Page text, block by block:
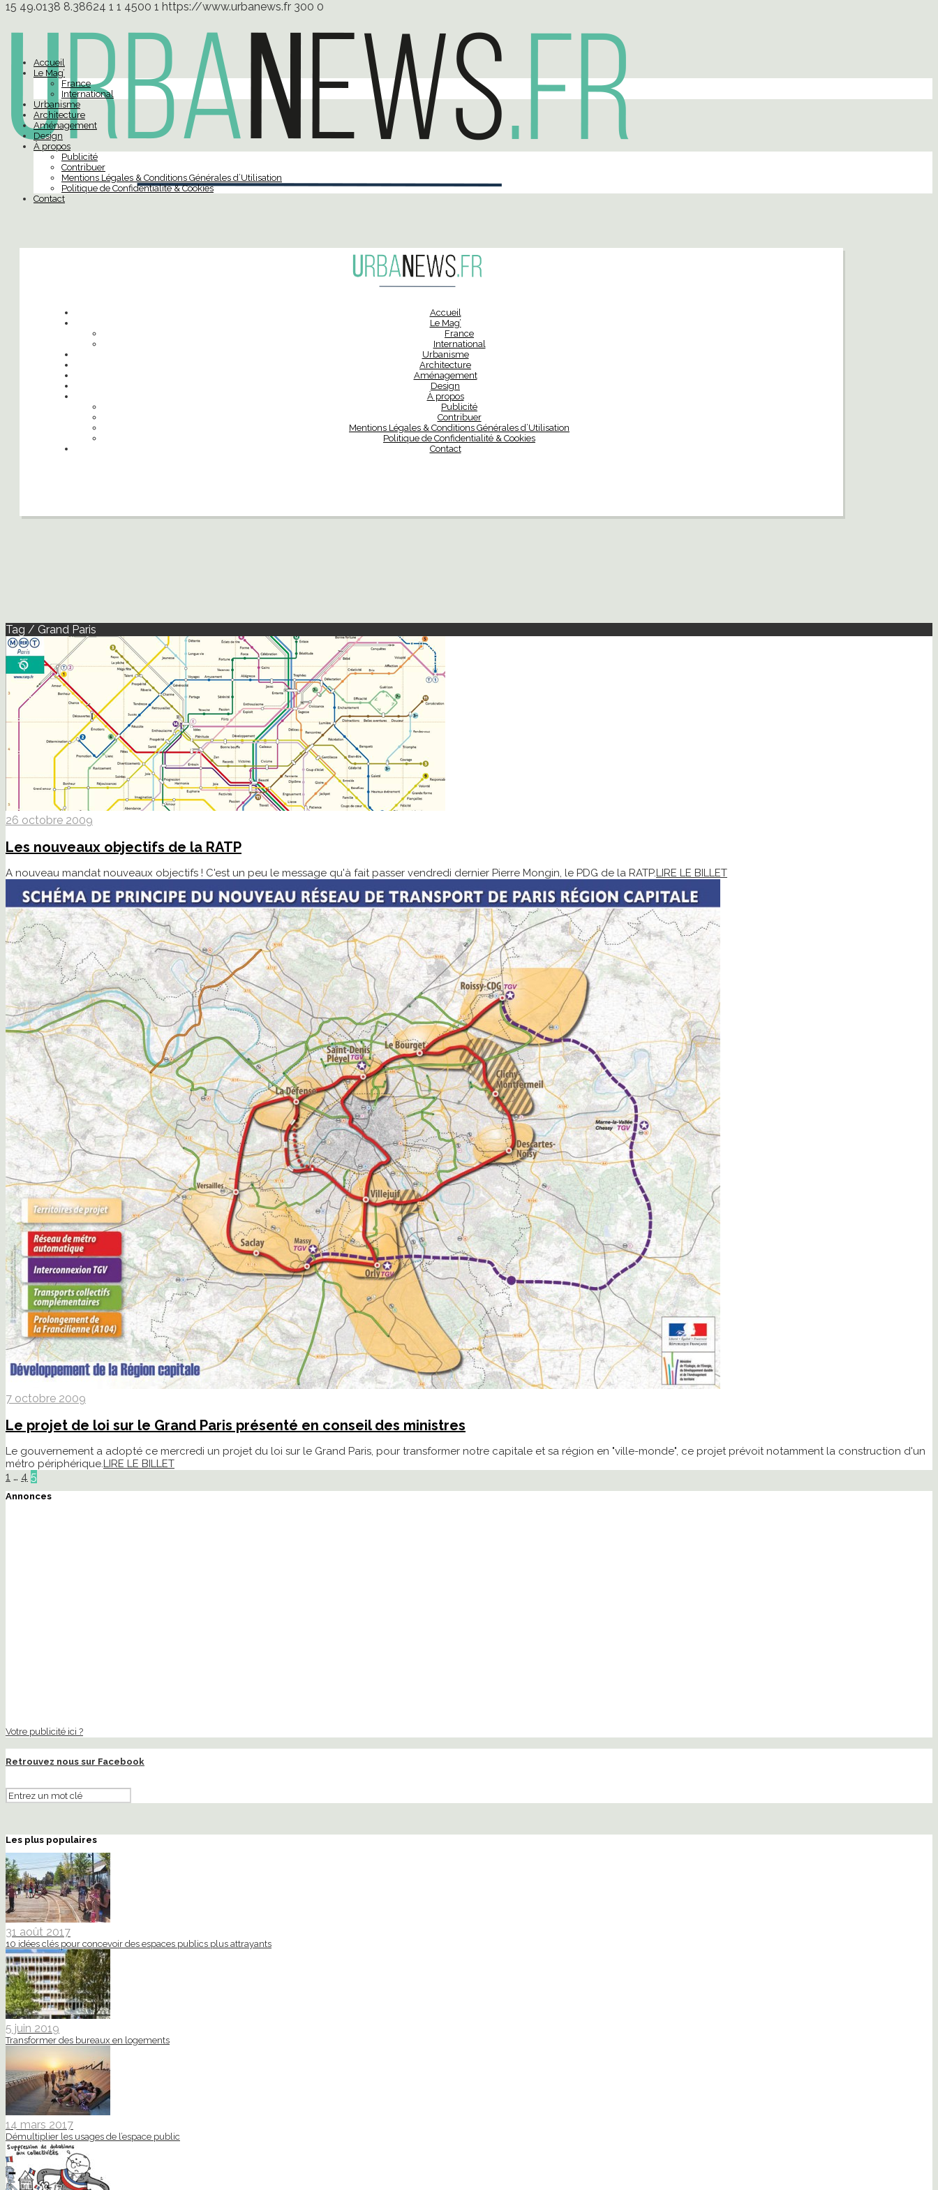
15 49.0138 8.38624 1 1 4500 1 https://www.urbanews.fr 300 0
Accueil
Le Mag’
France
International
Urbanisme
Architecture
Aménagement
Design
À propos
Publicité
Contribuer
Mentions Légales & Conditions Générales d’Utilisation
Politique de Confidentialité & Cookies
Contact
Accueil
Le Mag’
France
International
Urbanisme
Architecture
Aménagement
Design
À propos
Publicité
Contribuer
Mentions Légales & Conditions Générales d’Utilisation
Politique de Confidentialité & Cookies
Contact
Tag / Grand Paris
26 octobre 2009
Les nouveaux objectifs de la RATP
A nouveau mandat nouveaux objectifs ! C'est un peu le message qu'à fait passer vendredi dernier Pierre Mongin, le PDG de la RATP.LIRE LE BILLET
7 octobre 2009
Le projet de loi sur le Grand Paris présenté en conseil des ministres
Le gouvernement a adopté ce mercredi un projet du loi sur le Grand Paris, pour transformer notre capitale et sa région en "ville-monde", ce projet prévoit notamment la construction d'un
métro périphérique.LIRE LE BILLET
1 … 4 5
Annonces
Votre publicité ici ?
Retrouvez nous sur Facebook
Les plus populaires
31 août 2017
10 idées clés pour concevoir des espaces publics plus attrayants
5 juin 2019
Transformer des bureaux en logements
14 mars 2017
Démultiplier les usages de l’espace public